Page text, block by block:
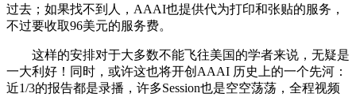
过去；如果找不到人，AAAI也提供代为打印和张贴的服务，
不过要收取96美元的服务费。
这样的安排对于大多数不能飞往美国的学者来说，无疑是
一大利好！同时，或许这也将开创AAAI 历史上的一个先河：
近1/3的报告都是录播，许多Session也是空空荡荡，全程视频